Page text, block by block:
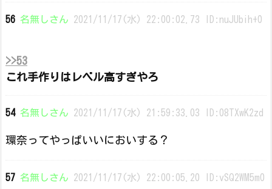
56 名無しさん 2021/11/17(水) 22:00:02.73 ID:nuJUbih+0
>>53
これ手作りはレベル高すぎやろ
54 名無しさん 2021/11/17(水) 21:59:33.03 ID:08TXwK2zd
環奈ってやっぱいいにおいする？
57 名無しさん 2021/11/17(水) 22:00:05.20 ID:vSQ2WM5m0